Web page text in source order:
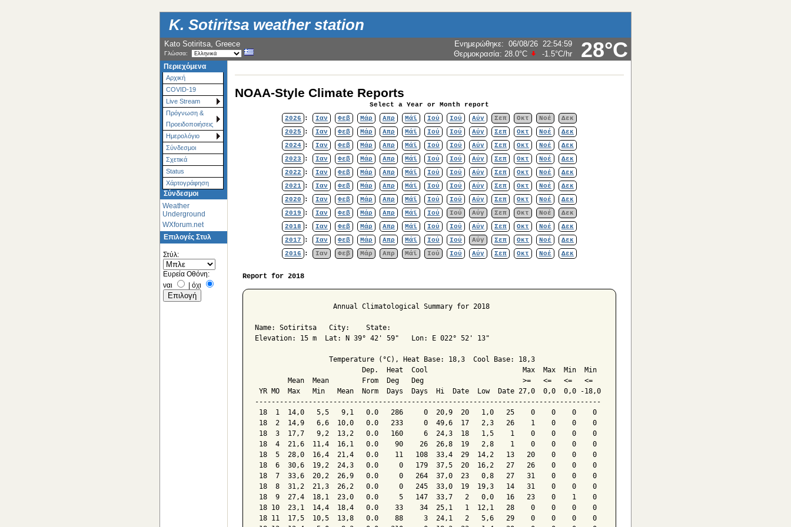
K. Sotiritsa weather station
28°C
Kato Sotiritsa, Greece
Γλώσσα:
Ενημερώθηκε: 06/08/26 22:54:59
Θερμοκρασία: 28.0°C -1.5°C/hr
Περιεχόμενα
Αρχική
COVID-19
Live Stream
Πρόγνωση &
Προειδοποιήσεις
Ημερολόγιο
Σύνδεσμοι
Σχετικά
Status
Χάρτoγράφηση
Σύνδεσμοι
Weather
Underground
WXforum.net
Επιλογές Στυλ
Στύλ:
Ευρεία Οθόνη:
ναι
| όχι
NOAA-Style Climate Reports
Select a Year or Month report
2026
: Ιαν Φεβ Μάρ Απρ Μάϊ Ιού Ιού Αύγ Σεπ Οκτ Νοέ
Δεκ
2025
: Ιαν Φεβ Μάρ Απρ Μάϊ Ιού Ιού Αύγ Σεπ Οκτ Νοέ
Δεκ
2024 : Ιαν Φεβ Μάρ Απρ Μάϊ Ιού Ιού Αύγ Σεπ Οκτ Νοέ
Δεκ
2023
: Ιαν Φεβ Μάρ Απρ Μάϊ Ιού Ιού Αύγ Σεπ Οκτ Νοέ
Δεκ
2022
: Ιαν Φεβ Μάρ Απρ Μάϊ Ιού Ιού Αύγ Σεπ Οκτ Νοέ
Δεκ
2021 : Ιαν Φεβ Μάρ Απρ Μάϊ Ιού Ιού Αύγ Σεπ Οκτ Νοέ
Δεκ
2020
: Ιαν Φεβ Μάρ Απρ Μάϊ Ιού Ιού Αύγ Σεπ Οκτ Νοέ
Δεκ
2019
: Ιαν Φεβ Μάρ Απρ Μάϊ Ιού Ιού Αύγ Σεπ Οκτ Νοέ
Δεκ
2018
: Ιαν Φεβ Μάρ Απρ Μάϊ Ιού Ιού Αύγ Σεπ Οκτ Νοέ
Δεκ
2017
: Ιαν Φεβ Μάρ Απρ Μάϊ Ιού Ιού Αύγ Σεπ Οκτ Νοέ
Δεκ
2016
: Ιαν Φεβ Μάρ Απρ Μάϊ Ιού Ιού Αύγ Σεπ Οκτ Νοέ Δεκ
Report for 2018
                   Annual Climatological Summary for 2018
Name: Sotiritsa   City:    State:
Elevation: 15 m  Lat: N 39° 42' 59"   Lon: E 022° 52' 13"
                  Temperature (°C), Heat Base: 18,3  Cool Base: 18,3
                          Dep.  Heat  Cool                       Max  Max  Min  Min
        Mean  Mean        From  Deg   Deg                        >=   <=   <=   <=
YR MO  Max   Min   Mean  Norm  Days  Days  Hi  Date  Low  Date 27,0  0,0  0,0 -18,0
------------------------------------------------------------------------------------
18  1  14,0   5,5   9,1   0.0   286     0  20,9  20   1,0   25    0    0    0    0
18  2  14,9   6,6  10,0   0.0   233     0  49,6  17   2,3   26    1    0    0    0
18  3  17,7   9,2  13,2   0.0   160     6  24,3  18   1,5    1    0    0    0    0
18  4  21,6  11,4  16,1   0.0    90    26  26,8  19   2,8    1    0    0    0    0
18  5  28,0  16,4  21,4   0.0    11   108  33,4  29  14,2   13   20    0    0    0
18  6  30,6  19,2  24,3   0.0     0   179  37,5  20  16,2   27   26    0    0    0
18  7  33,6  20,2  26,9   0.0     0   264  37,0  23   0,8   27   31    0    0    0
18  8  31,2  21,3  26,2   0.0     0   245  33,0  19  19,3   14   31    0    0    0
18  9  27,4  18,1  23,0   0.0     5   147  33,7   2   0,0   16   23    0    1    0
18 10  23,1  14,4  18,4   0.0    33    34  25,1   1  12,1   28    0    0    0    0
18 11  17,5  10,5  13,8   0.0    88     3  24,1   2   5,6   29    0    0    0    0